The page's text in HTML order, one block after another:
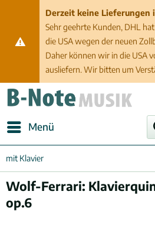
Derzeit keine Lieferungen
Sehr geehrte Kunden, DHL
die USA wegen der neuen
Daher können wir in die USA
ausliefern. Wir bitten um
Menü
mit Klavier
Wolf-Ferrari:
op.6